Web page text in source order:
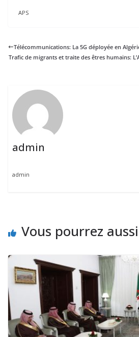
APS
Télécommunications: La 5G déployée en
Trafic de migrants et traite des êtres humains:
admin
admin
Vous pourrez